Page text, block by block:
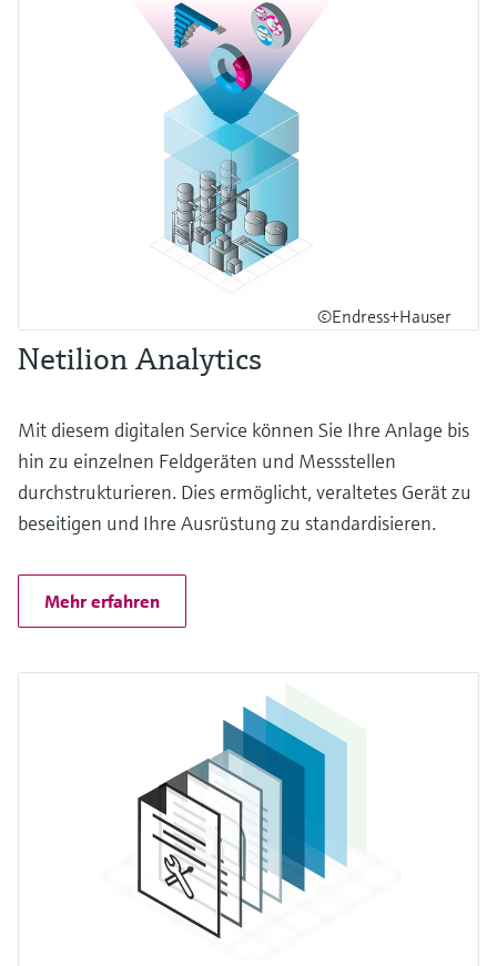
©Endress+Hauser
Netilion Analytics
Mit diesem digitalen Service können Sie Ihre Anlage bis
hin zu einzelnen Feldgeräten und Messstellen
durchstrukturieren. Dies ermöglicht, veraltetes Gerät zu
beseitigen und Ihre Ausrüstung zu standardisieren.
Mehr erfahren